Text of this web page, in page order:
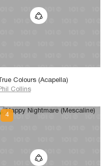
True Colours (Acapella)
Collins